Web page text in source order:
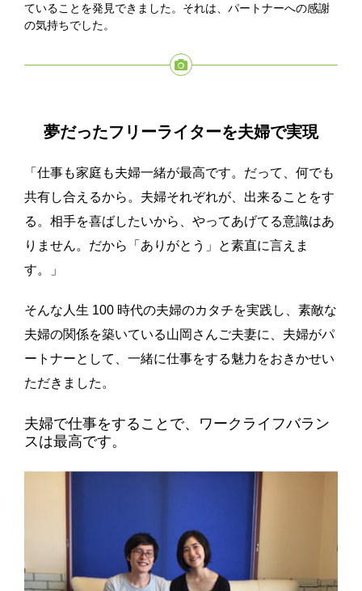
ていることを発見できました。それは、パートナーへの感謝
の気持ちでした。
夢だったフリーライターを夫婦で実現
「仕事も家庭も夫婦一緒が最高です。だって、何でも
共有し合えるから。夫婦それぞれが、出来ることをす
る。相手を喜ばしたいから、やってあげてる意識はあ
りません。だから「ありがとう」と素直に言えま
す。」
そんな人生 100 時代の夫婦のカタチを実践し、素敵な
夫婦の関係を築いている山岡さんご夫妻に、夫婦がパ
ートナーとして、一緒に仕事をする魅力をおきかせい
ただきました。
夫婦で仕事をすることで、ワークライフバラン
スは最高です。